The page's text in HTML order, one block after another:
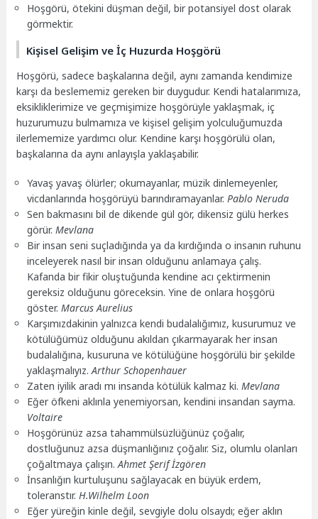
Hoşgörü, ötekini düşman değil, bir potansiyel dost olarak
görmektir.
Kişisel Gelişim ve İç Huzurda Hoşgörü
Hoşgörü, sadece başkalarına değil, aynı zamanda kendimize
karşı da beslememiz gereken bir duygudur. Kendi hatalarımıza,
eksikliklerimize ve geçmişimize hoşgörüyle yaklaşmak, iç
huzurumuzu bulmamıza ve kişisel gelişim yolculuğumuzda
ilerlememize yardımcı olur. Kendine karşı hoşgörülü olan,
başkalarına da aynı anlayışla yaklaşabilir.
Yavaş yavaş ölürler; okumayanlar, müzik dinlemeyenler,
vicdanlarında hoşgörüyü barındıramayanlar.Pablo Neruda
Sen bakmasını bil de dikende gül gör, dikensiz gülü herkes
görür.Mevlana
Bir insan seni suçladığında ya da kırdığında o insanın ruhunu
inceleyerek nasıl bir insan olduğunu anlamaya çalış.
Kafanda bir fikir oluştuğunda kendine acı çektirmenin
gereksiz olduğunu göreceksin. Yine de onlara hoşgörü
göster.Marcus Aurelius
Karşımızdakinin yalnızca kendi budalalığımız, kusurumuz ve
kötülüğümüz olduğunu akıldan çıkarmayarak her insan
budalalığına, kusuruna ve kötülüğüne hoşgörülü bir şekilde
yaklaşmalıyız.Arthur Schopenhauer
Zaten iyilik aradı mı insanda kötülük kalmaz ki.Mevlana
Eğer öfkeni aklınla yenemiyorsan, kendini insandan sayma.
Voltaire
Hoşgörünüz azsa tahammülsüzlüğünüz çoğalır,
dostluğunuz azsa düşmanlığınız çoğalır. Siz, olumlu olanları
çoğaltmaya çalışın.Ahmet Şerif İzgören
İnsanlığın kurtuluşunu sağlayacak en büyük erdem,
toleranstır.H.Wilhelm Loon
Eğer yüreğin kinle değil, sevgiyle dolu olsaydı; eğer aklın